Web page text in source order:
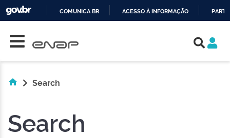
COMUNICA BR ACESSO À INFORMAÇÃO
Search
Search